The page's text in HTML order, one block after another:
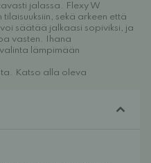
jalassa. Flexy W
sekä arkeen että
voi säätää jalkaasi sopiviksi, ja
vasten. Ihana
lämpimään
Katso alla oleva